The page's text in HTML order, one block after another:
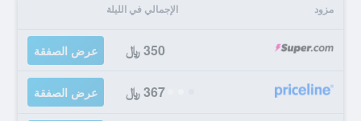
مزود الإجمالي في الليلة
350 ﷼ عرض الصفقة
367 ﷼ عرض الصفقة